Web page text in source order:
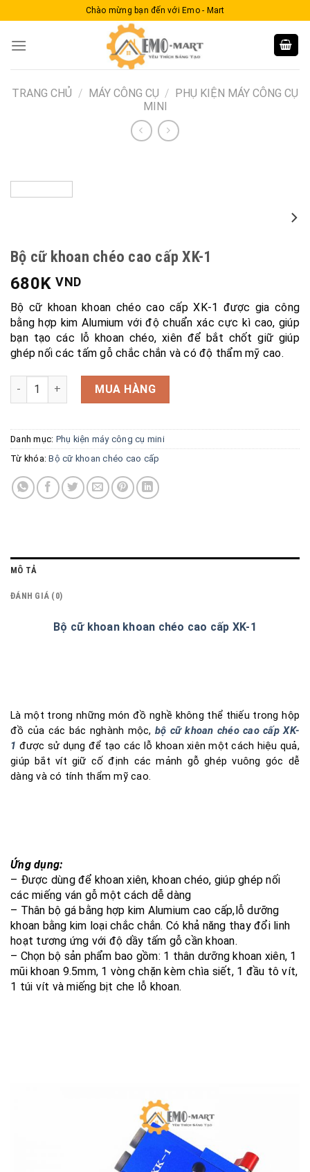
to
Chào mừng bạn đến với Emo - Mart
TRANG CHỦ / MÁY CÔNG CỤ / PHỤ KIỆN MÁY CÔNG CỤ
MINI
Bộ cữ khoan chéo cao cấp XK-1
680KVND
Bộ cữ khoan khoan chéo cao cấp XK-1 được gia công
bằng hợp kim Alumium với độ chuẩn xác cực kì cao, giúp
bạn tạo các lỗ khoan chéo, xiên để bắt chốt giữ giúp
ghép nối các tấm gỗ chắc chắn và có độ thẩm mỹ cao.
Bộ cữ khoan chéo cao cấp XK-1 số lượng
MUA HÀNG
Danh mục: Phụ kiện máy công cụ mini
Từ khóa:Bộ cữ khoan chéo cao cấp
MÔ TẢ
ĐÁNH GIÁ (0)
Bộ cữ khoan khoan chéo cao cấp XK-1
Là một trong những món đồ nghề không thể thiếu trong hộp
đồ của các bác nghành mộc, bộ cữ khoan chéo cao cấp XK-
1 được sử dụng để tạo các lỗ khoan xiên một cách hiệu quả,
giúp bắt vít giữ cố định các mảnh gỗ ghép vuông góc dễ
dàng và có tính thẩm mỹ cao.
Ứng dụng:
– Được dùng để khoan xiên, khoan chéo, giúp ghép nối
các miếng ván gỗ một cách dễ dàng
– Thân bộ gá bằng hợp kim Alumium cao cấp,lỗ dưỡng
khoan bằng kim loại chắc chắn. Có khả năng thay đổi linh
hoạt tương ứng với độ dầy tấm gỗ cần khoan.
– Chọn bộ sản phẩm bao gồm: 1 thân dưỡng khoan xiên, 1
mũi khoan 9.5mm, 1 vòng chặn kèm chìa siết, 1 đầu tô vít,
1 túi vít và miếng bịt che lỗ khoan.